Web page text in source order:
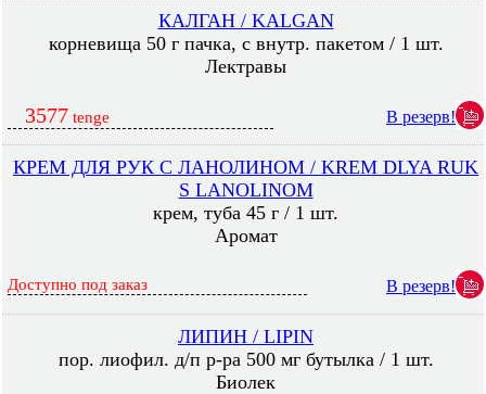
КАЛГАН / KALGAN
корневища 50 г пачка, с внутр. пакетом / 1 шт.
Лектравы
3577 tenge В резерв!
КРЕМ ДЛЯ РУК С ЛАНОЛИНОМ / KREM DLYA RUK
S LANOLINOM
крем, туба 45 г / 1 шт.
Аромат
Доступно под заказ В резерв!
ЛИПИН / LIPIN
пор. лиофил. д/п р-ра 500 мг бутылка / 1 шт.
Биолек